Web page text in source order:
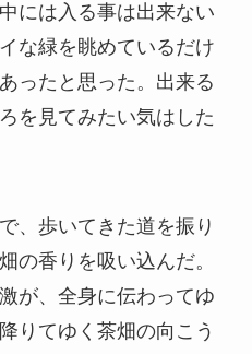
には入る事は出来ない
な緑を眺めているだけ
ったと思った。出来る
を見てみたい気はした
、歩いてきた道を振り
の香りを吸い込んだ。
が、全身に伝わってゆ
りてゆく茶畑の向こう